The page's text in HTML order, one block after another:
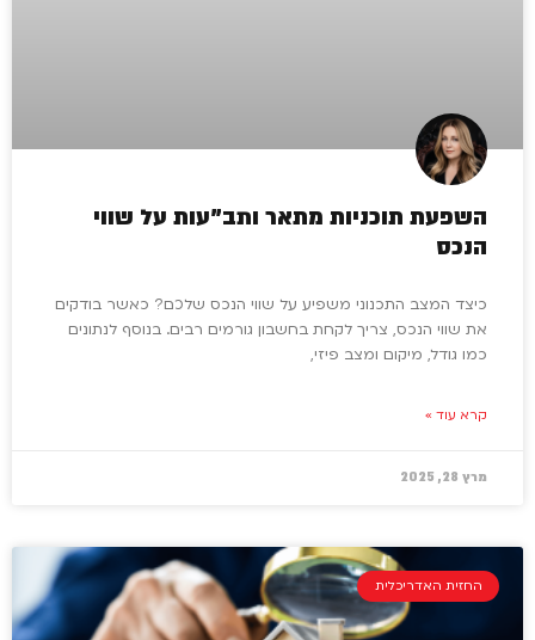
השפעת תוכניות מתאר ותב”עות על שווי
הנכס
כיצד המצב התכנוני משפיע על שווי הנכס שלכם? כאשר בודקים
את שווי הנכס, צריך לקחת בחשבון גורמים רבים. בנוסף לנתונים
כמו גודל, מיקום ומצב פיזי,
קרא עוד »
מרץ 28, 2025
החזית האדריכלית